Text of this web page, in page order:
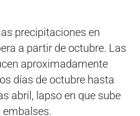
precipitaciones en
a partir de octubre. Las
aproximadamente
días de octubre hasta
abril, lapso en que sube
embalses.